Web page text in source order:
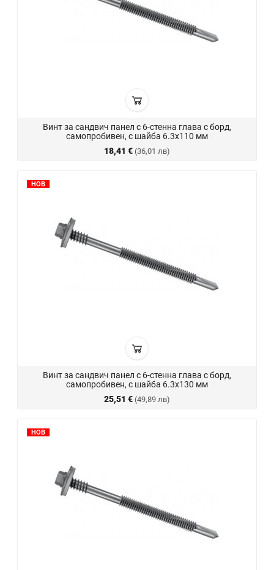
Винт за сандвич панел с 6-стенна глава с борд,
самопробивен, с шайба 6.3x110 мм
18,41 € (36,01 лв)
НОВ
Винт за сандвич панел с 6-стенна глава с борд,
самопробивен, с шайба 6.3x130 мм
25,51 € (49,89 лв)
НОВ